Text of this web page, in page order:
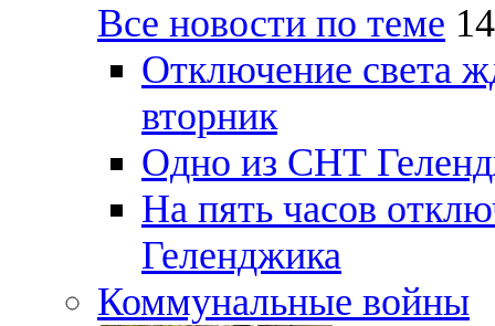
Все новости по теме
Отключение света
вторник
Одно из СНТ
На пять часов
Геленджика
Коммунальные войны